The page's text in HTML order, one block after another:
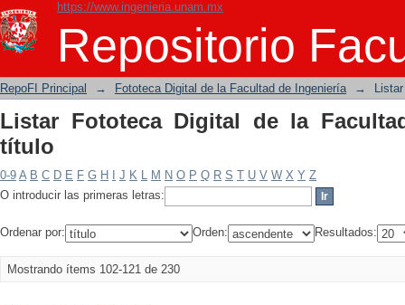
https://www.ingenieria.unam.mx
Repositorio
Listar Fototeca Digital de la Facultad
RepoFI Principal → Fototeca Digital de la Facultad de Ingeniería →
Listar Fototeca Digital de la
título
0-9 A B C D E F G H J K L M N O P Q R S T U V W X Y Z
O introducir las primeras letras:
Ordenar por: Orden: Resultados:
Mostrando ítems 102-121 de 230